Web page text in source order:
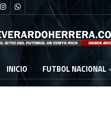
INICIO FUTBOL NACIONAL